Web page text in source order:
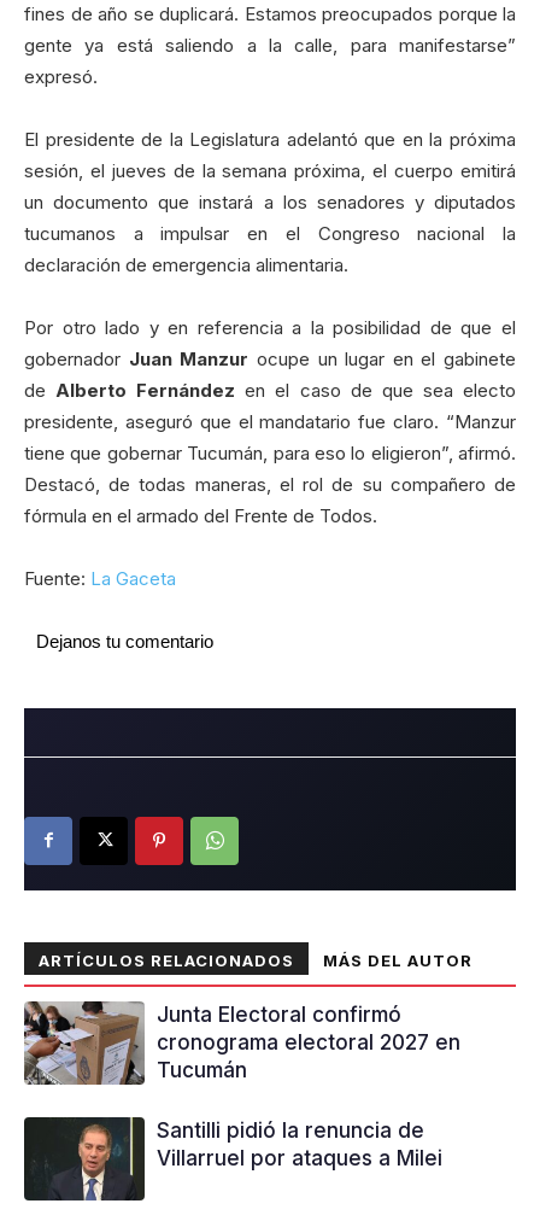
fines de año se duplicará. Estamos preocupados porque la
gente ya está saliendo a la calle, para manifestarse”
expresó.
El presidente de la Legislatura adelantó que en la próxima
sesión, el jueves de la semana próxima, el cuerpo emitirá
un documento que instará a los senadores y diputados
tucumanos a impulsar en el Congreso nacional la
declaración de emergencia alimentaria.
Por otro lado y en referencia a la posibilidad de que el
gobernador Juan Manzur ocupe un lugar en el gabinete
de Alberto Fernández en el caso de que sea electo
presidente, aseguró que el mandatario fue claro. “Manzur
tiene que gobernar Tucumán, para eso lo eligieron”, afirmó.
Destacó, de todas maneras, el rol de su compañero de
fórmula en el armado del Frente de Todos.
Fuente: La Gaceta
Dejanos tu comentario
ARTÍCULOS RELACIONADOS MÁS DEL AUTOR
Junta Electoral confirmó
cronograma electoral 2027 en
Tucumán
Santilli pidió la renuncia de
Villarruel por ataques a Milei